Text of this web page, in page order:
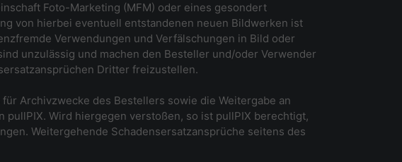
Foto-Marketing (MFM) oder eines gesondert
von hierbei eventuell entstandenen neuen Bildwerken ist
Verwendungen und Verfälschungen in Bild oder
unzulässig und machen den Besteller und/oder Verwender
Dritter freizustellen.
Archivzwecke des Bestellers sowie die Weitergabe an
Wird hiergegen verstoßen, so ist pullPIX berechtigt,
Weitergehende Schadensersatzansprüche seitens des